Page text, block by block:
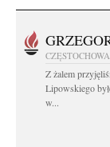
CZĘSTOCHOWA
Z żalem
Lipowskiego
w...